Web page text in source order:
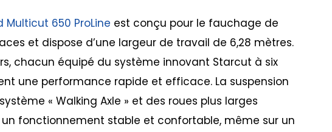
Multicut 650 ProLine est conçu pour le fauchage de
et dispose d’une largeur de travail de 6,28 mètres.
chacun équipé du système innovant Starcut à six
une performance rapide et efficace. La suspension
« Walking Axle » et des roues plus larges
fonctionnement stable et confortable, même sur un